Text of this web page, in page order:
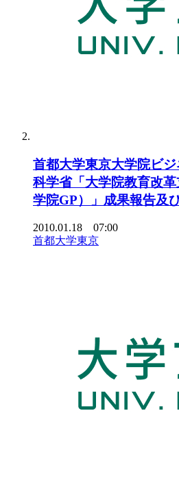
首都大学東京大学院ビ
科学省「大学院教育改
学院GP）」成果報告及
2010.01.18 07:00
首都大学東京